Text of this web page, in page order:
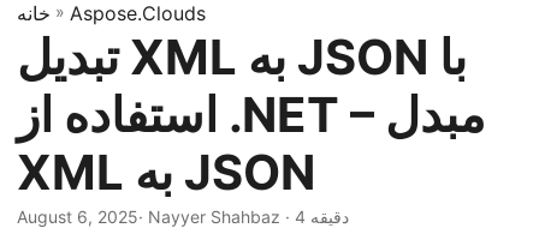
a
i
g
a
t
i
خانه » Aspose.Clouds
تبدیل XML به JSON با
استفاده از .NET – مبدل
XML به JSON
August 6, 2025 · Nayyer Shahbaz · 4 دقیقه